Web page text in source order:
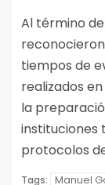
Al término
tiempos de
realizados
la
instituciones
protocolos
Tags: Manuel